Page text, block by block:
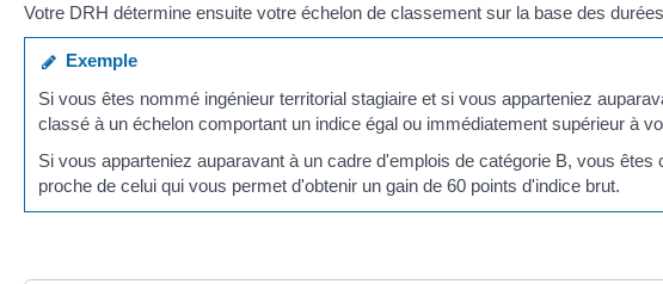
Votre DRH détermine ensuite votre échelon de classement sur la base des
Exemple
Si vous êtes nommé ingénieur territorial stagiaire et si vous apparteniez
classé à un échelon comportant un indice égal ou immédiatement supérieur à
Si vous apparteniez auparavant à un cadre d'emplois de catégorie B, vous
proche de celui qui vous permet d'obtenir un gain de 60 points d'indice brut.